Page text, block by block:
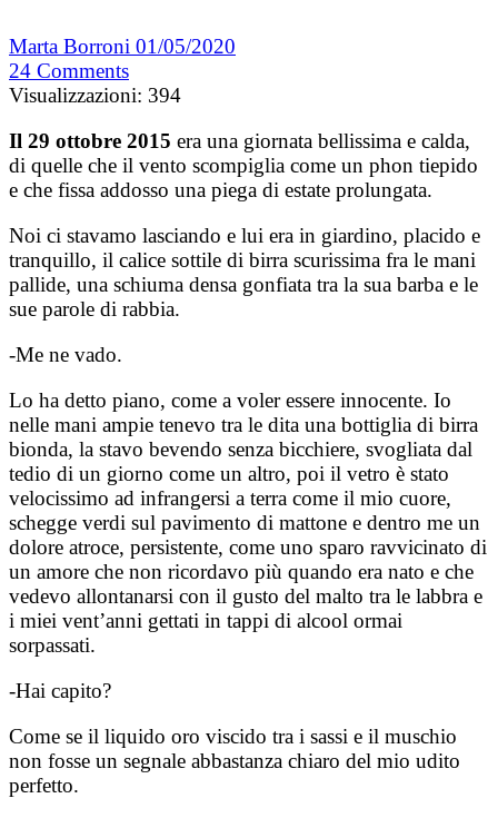
Marta Borroni 01/05/2020
24 Comments
Visualizzazioni: 394
Il 29 ottobre 2015 era una giornata bellissima e calda,
di quelle che il vento scompiglia come un phon tiepido
e che fissa addosso una piega di estate prolungata.
Noi ci stavamo lasciando e lui era in giardino, placido e
tranquillo, il calice sottile di birra scurissima fra le mani
pallide, una schiuma densa gonfiata tra la sua barba e le
sue parole di rabbia.
-Me ne vado.
Lo ha detto piano, come a voler essere innocente. Io
nelle mani ampie tenevo tra le dita una bottiglia di birra
bionda, la stavo bevendo senza bicchiere, svogliata dal
tedio di un giorno come un altro, poi il vetro è stato
velocissimo ad infrangersi a terra come il mio cuore,
schegge verdi sul pavimento di mattone e dentro me un
dolore atroce, persistente, come uno sparo ravvicinato di
un amore che non ricordavo più quando era nato e che
vedevo allontanarsi con il gusto del malto tra le labbra e
i miei vent’anni gettati in tappi di alcool ormai
sorpassati.
-Hai capito?
Come se il liquido oro viscido tra i sassi e il muschio
non fosse un segnale abbastanza chiaro del mio udito
perfetto.